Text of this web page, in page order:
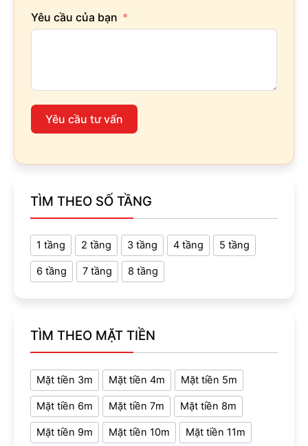
Yêu cầu của bạn
Yêu cầu tư vấn
TÌM THEO SỐ TẦNG
1 tầng 2 tầng 3 tầng 4 tầng 5 tầng
6 tầng 7 tầng 8 tầng
TÌM THEO MẶT TIỀN
Mặt tiền 3m Mặt tiền 4m Mặt tiền 5m
Mặt tiền 6m Mặt tiền 7m Mặt tiền 8m
Mặt tiền 9m Mặt tiền 10m Mặt tiền 11m